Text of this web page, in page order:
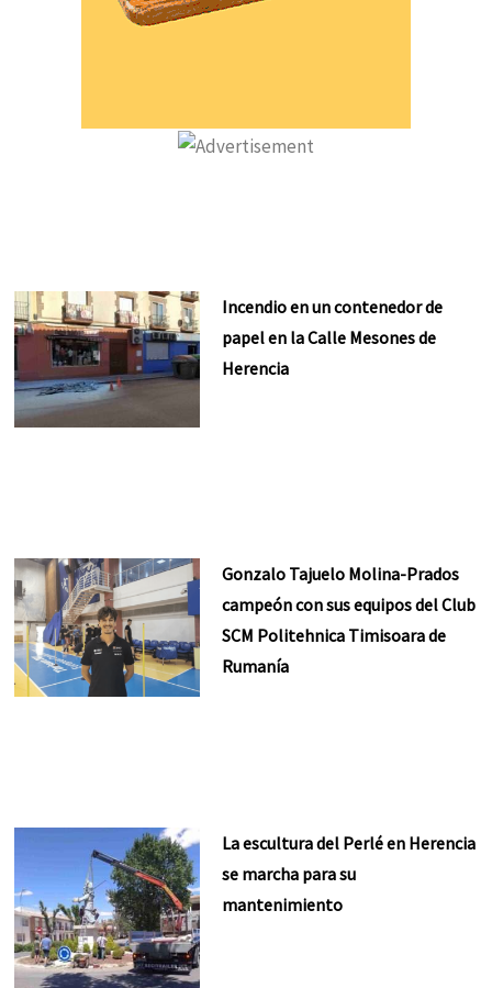
Incendio en un contenedor de
papel en la Calle Mesones de
Herencia
Gonzalo Tajuelo Molina-Prados
campeón con sus equipos del Club
SCM Politehnica Timisoara de
Rumanía
La escultura del Perlé en Herencia
se marcha para su
mantenimiento